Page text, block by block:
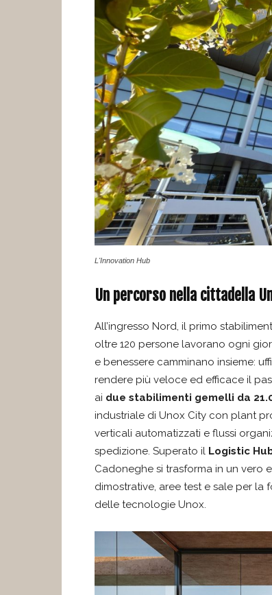
L'Innovation Hub
Un percorso nella cittadella
All’ingresso Nord, il primo
oltre 120 persone lavorano ogni
e benessere camminano insieme:
rendere più veloce ed efficace il
ai due stabilimenti gemelli da
industriale di Unox City con plant
verticali automatizzati e flussi
spedizione. Superato il Logistic
Cadoneghe si trasforma in un vero
dimostrative, aree test e sale per la
delle tecnologie Unox.